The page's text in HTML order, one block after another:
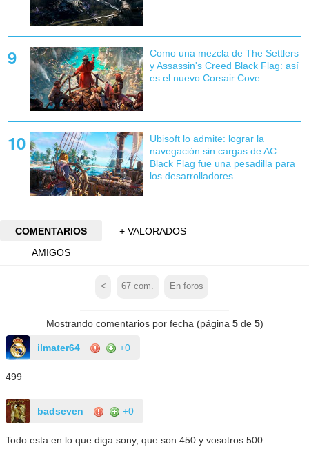
Como una mezcla de The Settlers
y Assassin's Creed Black Flag: así
es el nuevo Corsair Cove
Ubisoft lo admite: lograr la
navegación sin cargas de AC
Black Flag fue una pesadilla para
los desarrolladores
COMENTARIOS
+ VALORADOS
AMIGOS
< 67 com. En foros
Mostrando comentarios por fecha (página 5de 5)
ilmater64 +0
499
badseven +0
Todo esta en lo que diga sony, que son 450 y vosotros 500